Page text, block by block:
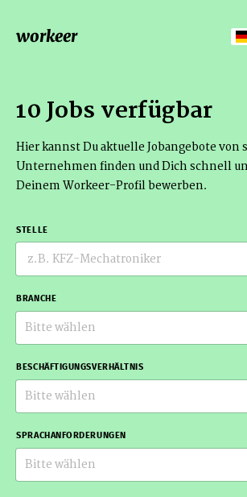
workeer
10 Jobs verfügbar
Hier kannst Du aktuelle Jobangebote von
Unternehmen finden und Dich schnell
Deinem Workeer-Profil bewerben.
STELLE
BRANCHE
Bitte wählen
BESCHÄFTIGUNGSVERHÄLTNIS
Bitte wählen
SPRACHANFORDERUNGEN
Bitte wählen